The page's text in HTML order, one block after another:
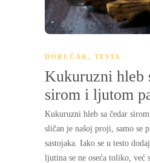
DORUČAK , TESTA
Kukuruzni hleb
sirom i ljutom
Kukuruzni hleb sa čedar
sličan je našoj proji, samo se
sastojaka. Iako se u testo
ljutina se ne oseća toliko, već